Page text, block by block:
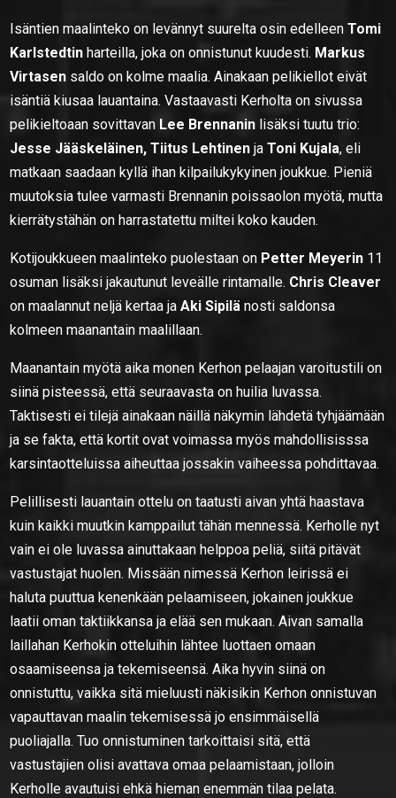
Isäntien maalinteko on levännyt suurelta osin edelleenTomi
Karlstedtinharteilla, joka on onnistunut kuudesti. Markus
Virtasen saldo on kolme maalia. Ainakaan pelikiellot eivät
isäntiä kiusaa lauantaina. Vastaavasti Kerholta on sivussa
pelikieltoaan sovittavan Lee Brennanin lisäksi tuutu trio:
Jesse Jääskeläinen, Tiitus Lehtinen jaToni Kujala, eli
matkaan saadaan kyllä ihan kilpailukykyinen joukkue. Pieniä
muutoksia tulee varmasti Brennanin poissaolon myötä, mutta
kierrätystähän on harrastatettu miltei koko kauden.
Kotijoukkueen maalinteko puolestaan on Petter Meyerin 11
osuman lisäksi jakautunut leveälle rintamalle. Chris Cleaver
on maalannut neljä kertaa jaAki Sipilä nosti saldonsa
kolmeen maanantain maalillaan.
Maanantain myötä aika monen Kerhon pelaajan varoitustili on
siinä pisteessä, että seuraavasta on huilia luvassa.
Taktisesti ei tilejä ainakaan näillä näkymin lähdetä tyhjäämään
ja se fakta, että kortit ovat voimassa myös mahdollisisssa
karsintaotteluissa aiheuttaa jossakin vaiheessa pohdittavaa.
Pelillisesti lauantain ottelu on taatusti aivan yhtä haastava
kuin kaikki muutkin kamppailut tähän mennessä. Kerholle nyt
vain ei ole luvassa ainuttakaan helppoa peliä, siitä pitävät
vastustajat huolen. Missään nimessä Kerhon leirissä ei
haluta puuttua kenenkään pelaamiseen, jokainen joukkue
laatii oman taktiikkansa ja elää sen mukaan. Aivan samalla
laillahan Kerhokin otteluihin lähtee luottaen omaan
osaamiseensa ja tekemiseensä. Aika hyvin siinä on
onnistuttu, vaikka sitä mieluusti näkisikin Kerhon onnistuvan
vapauttavan maalin tekemisessä jo ensimmäisellä
puoliajalla. Tuo onnistuminen tarkoittaisi sitä, että
vastustajien olisi avattava omaa pelaamistaan, jolloin
Kerholle avautuisi ehkä hieman enemmän tilaa pelata.